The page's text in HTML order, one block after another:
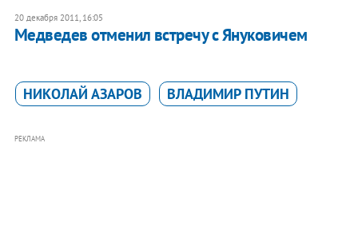
20 декабря 2011, 16:05
​Медведев отменил встречу с Януковичем
НИКОЛАЙ АЗАРОВ ВЛАДИМИР ПУТИН
РЕКЛАМА